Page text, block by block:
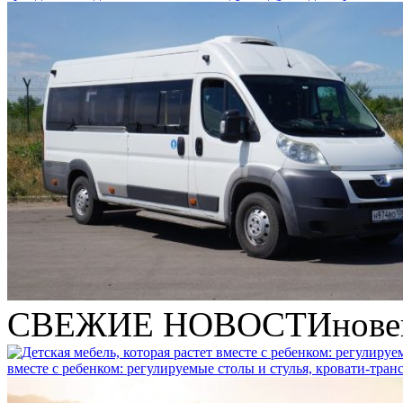
СВЕЖИЕ НОВОСТИ
вместе с ребенком: регулируемые столы и стулья, кровати-